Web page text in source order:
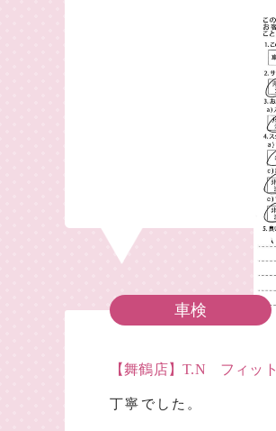
車検
【舞鶴店】T.N フィット
丁寧でした。